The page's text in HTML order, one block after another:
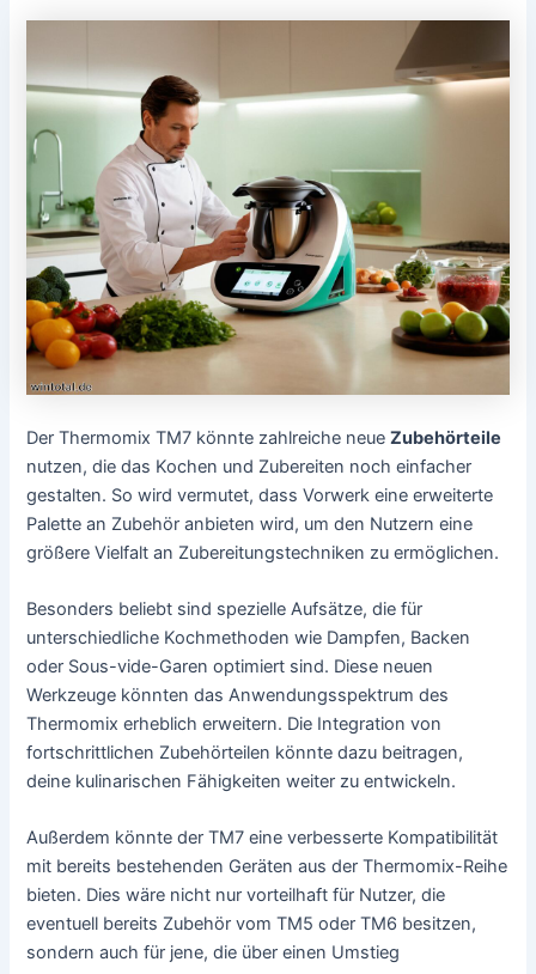
Der Thermomix TM7 könnte zahlreiche neueZubehörteile
nutzen, die das Kochen und Zubereiten noch einfacher
gestalten. So wird vermutet, dass Vorwerk eine erweiterte
Palette an Zubehör anbieten wird, um den Nutzern eine
größere Vielfalt an Zubereitungstechniken zu ermöglichen.
Besonders beliebt sind spezielle Aufsätze, die für
unterschiedliche Kochmethoden wie Dampfen, Backen
oder Sous-vide-Garen optimiert sind. Diese neuen
Werkzeuge könnten das Anwendungsspektrum des
Thermomix erheblich erweitern. Die Integration von
fortschrittlichen Zubehörteilen könnte dazu beitragen,
deine kulinarischen Fähigkeiten weiter zu entwickeln.
Außerdem könnte der TM7 eine verbesserte Kompatibilität
mit bereits bestehenden Geräten aus der Thermomix-Reihe
bieten. Dies wäre nicht nur vorteilhaft für Nutzer, die
eventuell bereits Zubehör vom TM5 oder TM6 besitzen,
sondern auch für jene, die über einen Umstieg